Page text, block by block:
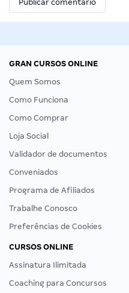
GRAN CURSOS ONLINE
Quem Somos
Como Funciona
Como Comprar
Loja Social
Validador de documentos
Conveniados
Programa de Afiliados
Trabalhe Conosco
Preferências de Cookies
CURSOS ONLINE
Assinatura Ilimitada
Coaching para Concursos